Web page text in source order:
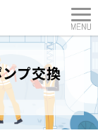
プ交換